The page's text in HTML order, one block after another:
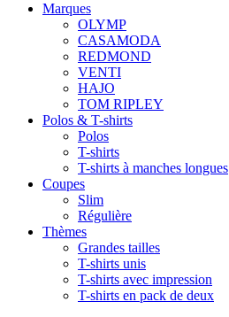
Marques
OLYMP
CASAMODA
REDMOND
VENTI
HAJO
TOM RIPLEY
Polos & T-shirts
Polos
T-shirts
T-shirts à manches longues
Coupes
Slim
Régulière
Thèmes
Grandes tailles
T-shirts unis
T-shirts avec impression
T-shirts en pack de deux